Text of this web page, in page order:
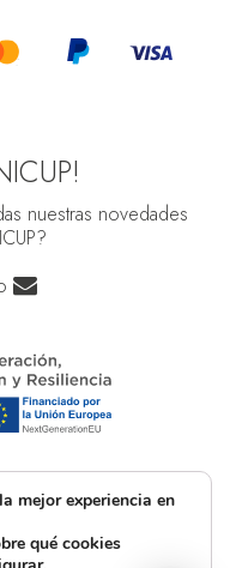
nuestras novedades
mejor experiencia en
qué cookies